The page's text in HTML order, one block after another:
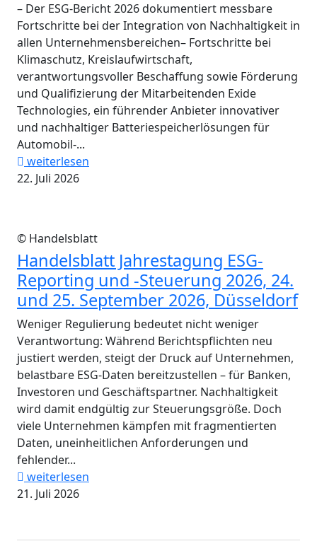
– Der ESG-Bericht 2026 dokumentiert messbare
Fortschritte bei der Integration von Nachhaltigkeit in
allen Unternehmensbereichen– Fortschritte bei
Klimaschutz, Kreislaufwirtschaft,
verantwortungsvoller Beschaffung sowie Förderung
und Qualifizierung der Mitarbeitenden Exide
Technologies, ein führender Anbieter innovativer
und nachhaltiger Batteriespeicherlösungen für
Automobil-...
weiterlesen
22. Juli 2026
© Handelsblatt
Handelsblatt Jahrestagung ESG-
Reporting und -Steuerung 2026, 24.
und 25. September 2026, Düsseldorf
Weniger Regulierung bedeutet nicht weniger
Verantwortung: Während Berichtspflichten neu
justiert werden, steigt der Druck auf Unternehmen,
belastbare ESG-Daten bereitzustellen – für Banken,
Investoren und Geschäftspartner. Nachhaltigkeit
wird damit endgültig zur Steuerungsgröße. Doch
viele Unternehmen kämpfen mit fragmentierten
Daten, uneinheitlichen Anforderungen und
fehlender...
weiterlesen
21. Juli 2026